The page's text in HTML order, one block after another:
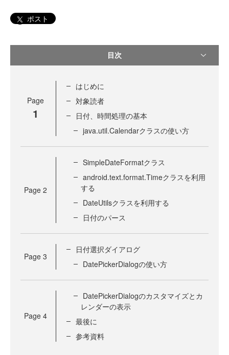
ポスト
目次
Page
1
はじめに
対象読者
日付、時間処理の基本
java.util.Calendarクラスの使い方
Page 2
SimpleDateFormatクラス
android.text.format.Timeクラスを利用
する
DateUtilsクラスを利用する
日付のパース
Page 3
日付選択ダイアログ
DatePickerDialogの使い方
Page 4
DatePickerDialogのカスタマイズとカ
レンダーの表示
最後に
参考資料